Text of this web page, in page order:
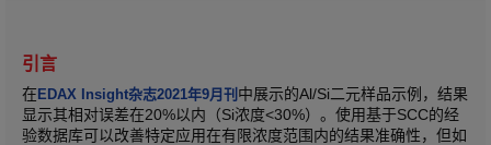
i
g
a
t
i
引言
在EDAX Insight杂志2021年9月刊 中展示的Al/Si二元样品示例，结果
显示其相对误差在20%以内（Si浓度<30%）。使用基于SCC的经
验数据库可以改善特定应用在有限浓度范围内的结果准确性，但如